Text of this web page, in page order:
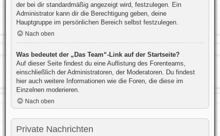
der bei dir standardmäßig angezeigt wird, festzulegen. Ein
Administrator kann dir die Berechtigung geben, deine
Hauptgruppe im persönlichen Bereich selbst festzulegen.
Nach oben
Was bedeutet der „Das Team“-Link auf der Startseite?
Auf dieser Seite findest du eine Auflistung des Forenteams,
einschließlich der Administratoren, der Moderatoren. Du findest
hier auch weitere Informationen wie die Foren, die diese im
Einzelnen moderieren.
Nach oben
Private Nachrichten